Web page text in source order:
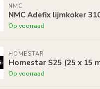
NMC
NMC Adefix lijmkoker
Op voorraad
HOMESTAR
Homestar S25 (25 x 15
Op voorraad